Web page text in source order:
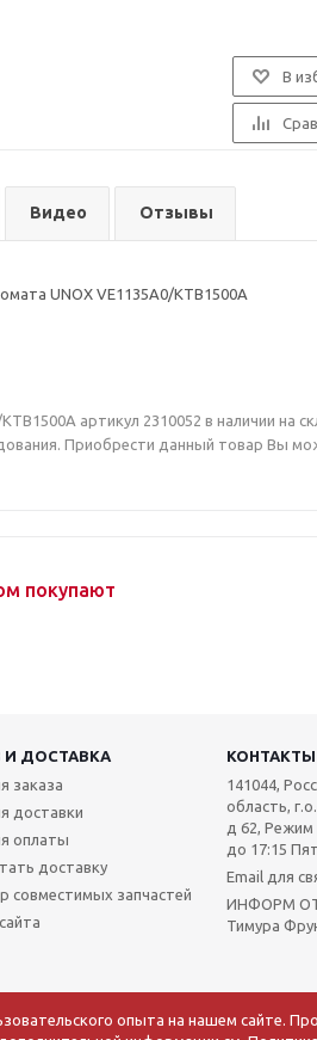
В
Видео Отзывы
UNOX VE1135A0/KTB1500A
артикул 2310052 в наличии
Приобрести данный товар Вы
покупают
И ДОСТАВКА
КОНТАКТЫ
заказа
доставки
оплаты
доставку
совместимых запчастей
141044,
область,
д 62, Режим
до 17:15
Email для
ИНФОРМ
Тимура
опыта на нашем сайте.